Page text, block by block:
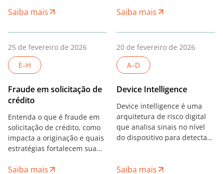
aumentar a fricção.
Saiba mais
intelligence e sistemas
fraude.
Saiba mais
25 de fevereiro de 2026
E–H
Fraude em solicitação de
crédito
Entenda o que é fraude em
solicitação de crédito, como
impacta a originação e quais
estratégias fortalecem sua
Saiba mais
20 de fevereiro de 2026
A–D
Device Intelligence
Device intelligence é uma
arquitetura de risco digital
que analisa sinais no nível
do dispositivo para detectar
dados pessoais.
Saiba mais